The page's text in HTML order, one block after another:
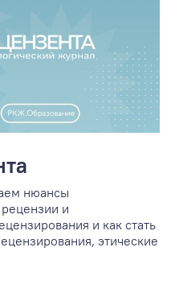
нюансы
и
и как стать
этические